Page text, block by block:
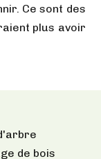
Ce sont des
plus avoir
de bois